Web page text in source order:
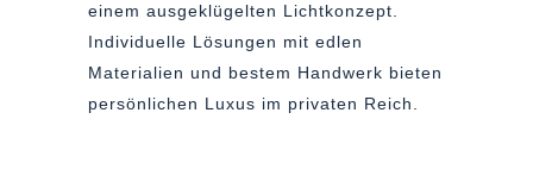
einem ausgeklügelten Lichtkonzept.
Individuelle Lösungen mit edlen
Materialien und bestem Handwerk bieten
persönlichen Luxus im privaten Reich.